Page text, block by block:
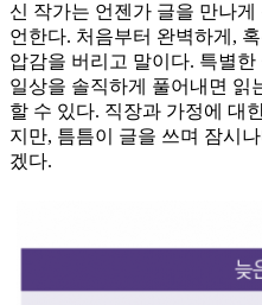
신 작가는 언젠가 글을 만나게
언한다. 처음부터 완벽하게,
압감을 버리고 말이다. 특별
일상을 솔직하게 풀어내면 읽
할 수 있다. 직장과 가정에 대
지만, 틈틈이 글을 쓰며 잠시
겠다.